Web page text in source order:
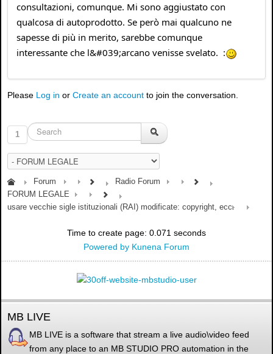
consultazioni, comunque. Mi sono aggiustato con
qualcosa di autoprodotto. Se però mai qualcuno ne
sapesse di più in merito, sarebbe comunque
interessante che l&#039;arcano venisse svelato. :
Please Log in or Create an account to join the conversation.
1
Forum
Radio Forum
FORUM LEGALE
usare vecchie sigle istituzionali (RAI) modificate: copyright, ecc.
Time to create page: 0.071 seconds
Powered by Kunena Forum
MB LIVE
MB LIVE is a software that stream a live audio\video feed
from any place to an MB STUDIO PRO automation in the